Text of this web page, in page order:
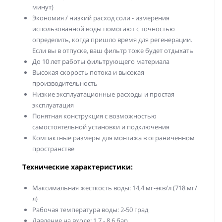
минут)
Экономия / низкий расход соли - измерения
использованной воды помогают с точностью
определить, когда пришло время для регенерации.
Если вы в отпуске, ваш фильтр тоже будет отдыхать
До 10 лет работы фильтрующего материала
Высокая скорость потока и высокая
производительность
Низкие эксплуатационные расходы и простая
эксплуатация
Понятная конструкция с возможностью
самостоятельной установки и подключения
Компактные размеры для монтажа в ограниченном
пространстве
Технические характеристики:
Максимальная жесткость воды: 14,4 мг-экв/л (718 мг/
л)
Рабочая температура воды: 2-50 град